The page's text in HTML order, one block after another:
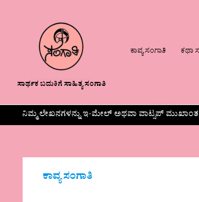
ಸಾರ್ಥಕ ಬದುಕಿಗೆ ಸಾಹಿತ್ಯ ಸಂಗಾತಿ
ಕಾವ್ಯ ಸಂಗಾತಿ ಕಥಾ
ನಿಮ್ಮ ಲೇಖನಗಳನ್ನು ಇ-ಮೇಲ್ ಅಥವಾ ವಾಟ್ಸಪ್
ಕಾವ್ಯ ಸಂಗಾತಿ